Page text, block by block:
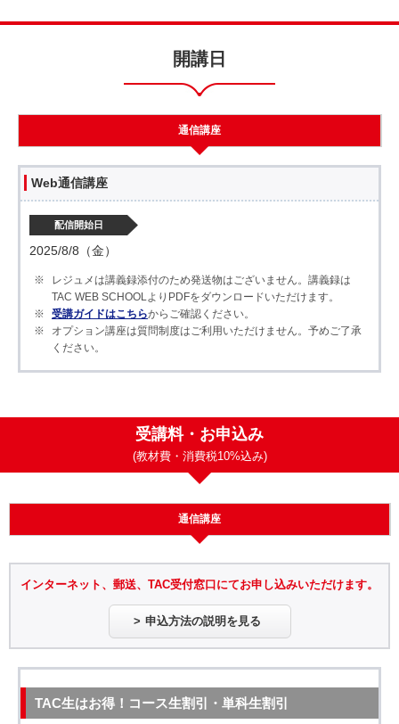
開講日
通信講座
Web通信講座
配信開始日
2025/8/8（金）
レジュメは講義録添付のため発送物はございません。講義録は
TAC WEB SCHOOLよりPDFをダウンロードいただけます。
受講ガイドはこちらからご確認ください。
オプション講座は質問制度はご利用いただけません。予めご了承
ください。
受講料・お申込み
(教材費・消費税10%込み)
通信講座
インターネット、郵送、TAC受付窓口にてお申し込みいただけます。
申込方法の説明を見る
TAC生はお得！コース生割引・単科生割引